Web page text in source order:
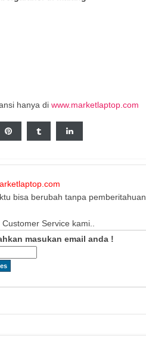
hanya di www.marketlaptop.com
bisa berubah tanpa pemberitahuan
Service kami..
masukan email anda !